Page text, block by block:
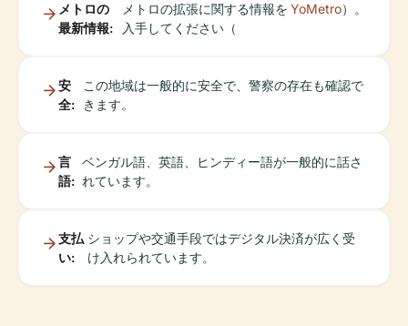
メトロの
最新情報:
メトロの拡張に関する情報を
入手してください（
YoMetro）。
安
全:
この地域は一般的に安全で、警察の存在も確認で
きます。
言
語:
ベンガル語、英語、ヒンディー語が一般的に話さ
れています。
支払
い:
ショップや交通手段ではデジタル決済が広く受
け入れられています。